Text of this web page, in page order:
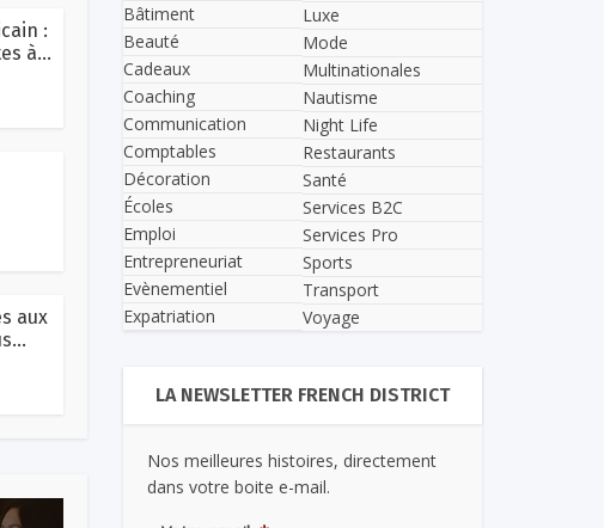
:
à...
aux
Bâtiment
Beauté
Cadeaux
Coaching
Communication
Comptables
Décoration
Écoles
Emploi
Entrepreneuriat
Evènementiel
Expatriation
Luxe
Mode
Multinationales
Nautisme
Night Life
Restaurants
Santé
Services B2C
Services Pro
Sports
Transport
Voyage
LA NEWSLETTER FRENCH DISTRICT
Nos meilleures histoires, directement
dans votre boite e-mail.